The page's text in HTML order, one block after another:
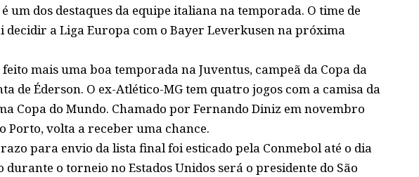
um dos destaques da equipe italiana na temporada. O time de
decidir a Liga Europa com o Bayer Leverkusen na próxima
mais uma boa temporada na Juventus, campeã da Copa da
de Éderson. O ex-Atlético-MG tem quatro jogos com a camisa da
Copa do Mundo. Chamado por Fernando Diniz em novembro
Porto, volta a receber uma chance.
para envio da lista final foi esticado pela Conmebol até o dia
durante o torneio no Estados Unidos será o presidente do São